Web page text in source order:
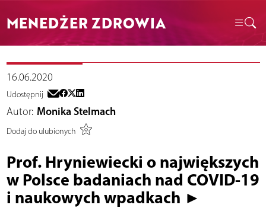
MENEDŻER ZDROWIA
16.06.2020
Udostępnij
Autor: Monika Stelmach
Dodaj do ulubionych
Prof. Hryniewiecki o największych
w Polsce badaniach nad COVID-19
i naukowych wpadkach ►